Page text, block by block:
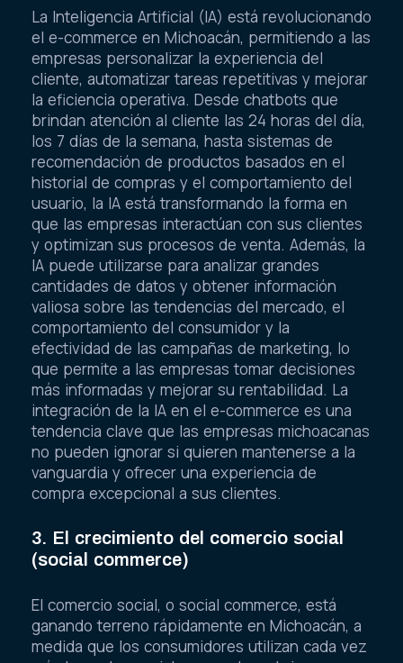
La Inteligencia Artificial (IA) está revolucionando
el e-commerce en Michoacán, permitiendo a las
empresas personalizar la experiencia del
cliente, automatizar tareas repetitivas y mejorar
la eficiencia operativa. Desde chatbots que
brindan atención al cliente las 24 horas del día,
los 7 días de la semana, hasta sistemas de
recomendación de productos basados en el
historial de compras y el comportamiento del
usuario, la IA está transformando la forma en
que las empresas interactúan con sus clientes
y optimizan sus procesos de venta. Además, la
IA puede utilizarse para analizar grandes
cantidades de datos y obtener información
valiosa sobre las tendencias del mercado, el
comportamiento del consumidor y la
efectividad de las campañas de marketing, lo
que permite a las empresas tomar decisiones
más informadas y mejorar su rentabilidad. La
integración de la IA en el e-commerce es una
tendencia clave que las empresas michoacanas
no pueden ignorar si quieren mantenerse a la
vanguardia y ofrecer una experiencia de
compra excepcional a sus clientes.
3. El crecimiento del comercio social
(social commerce)
El comercio social, o social commerce, está
ganando terreno rápidamente en Michoacán, a